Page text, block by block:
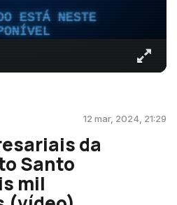
ESTÁ NESTE
12 mar, 2024, 21:29
da
Santo
mil